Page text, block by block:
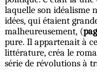
laquelle son idéalisme
idées, qui étaient
malheureusement, (
pure. Il appartenait à
littérature, créa le
série de révolutions à